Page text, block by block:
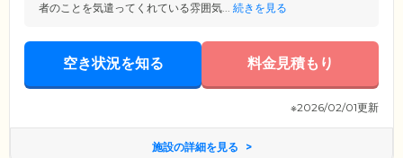
者のことを気遣ってくれている雰囲気... 続きを見る
空き状況を知る 料金見積もり
※2026/02/01更新
施設の詳細を見る